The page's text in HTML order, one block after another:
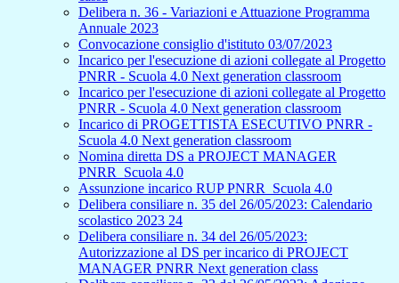
Delibera n. 36 - Variazioni e Attuazione Programma
Annuale 2023
Convocazione consiglio d'istituto 03/07/2023
Incarico per l'esecuzione di azioni collegate al Progetto
PNRR - Scuola 4.0 Next generation classroom
Incarico per l'esecuzione di azioni collegate al Progetto
PNRR - Scuola 4.0 Next generation classroom
Incarico di PROGETTISTA ESECUTIVO PNRR -
Scuola 4.0 Next generation classroom
Nomina diretta DS a PROJECT MANAGER
PNRR_Scuola 4.0
Assunzione incarico RUP PNRR_Scuola 4.0
Delibera consiliare n. 35 del 26/05/2023: Calendario
scolastico 2023 24
Delibera consiliare n. 34 del 26/05/2023:
Autorizzazione al DS per incarico di PROJECT
MANAGER PNRR Next generation class